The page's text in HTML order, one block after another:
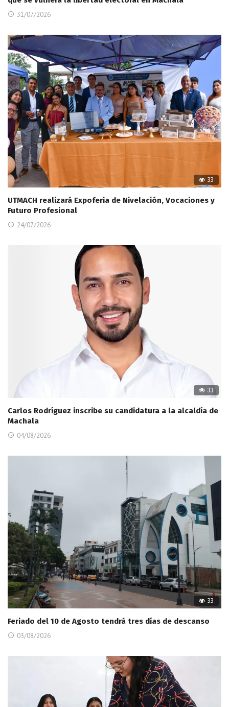
31/07/2026
33
UTMACH realizará Expoferia de Nivelación, Vocaciones y
Futuro Profesional
24/07/2026
33
Carlos Rodríguez inscribe su candidatura a la alcaldía de
Machala
04/08/2026
33
Feriado del 10 de Agosto tendrá tres días de descanso
03/08/2026